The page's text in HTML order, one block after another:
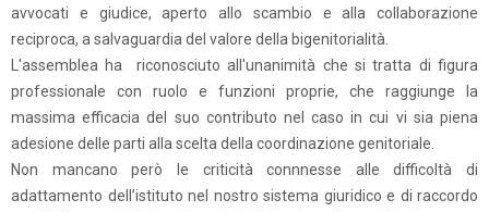
avvocati e giudice, aperto allo scambio e alla collaborazione
reciproca, a salvaguardia del valore della bigenitorialità.
L'assemblea ha riconosciuto all'unanimità che si tratta di figura
professionale con ruolo e funzioni proprie, che raggiunge la
massima efficacia del suo contributo nel caso in cui vi sia piena
adesione delle parti alla scelta della coordinazione genitoriale.
Non mancano però le criticità connnesse alle difficoltà di
adattamento dell’istituto nel nostro sistema giuridico e di raccordo